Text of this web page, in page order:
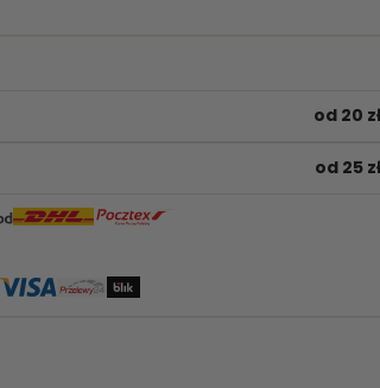
od 20
od 25